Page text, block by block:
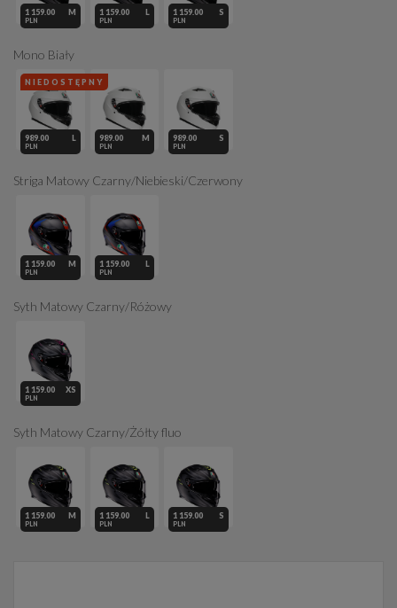
1 159.00
PLN
M 1 159.00
PLN
L 1 159.00
PLN
S
Mono Biały
NIEDOSTĘPNY
989.00
PLN
L 989.00
PLN
M 989.00
PLN
S
Striga Matowy Czarny/Niebieski/Czerwony
1 159.00
PLN
M 1 159.00
PLN
L
Syth Matowy Czarny/Różowy
1 159.00
PLN
XS
Syth Matowy Czarny/Żółty fluo
1 159.00
PLN
M 1 159.00
PLN
L 1 159.00
PLN
S